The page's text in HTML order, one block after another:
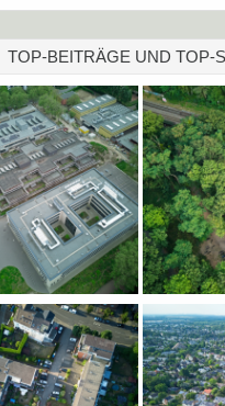
TOP-BEITRÄGE UND TOP-